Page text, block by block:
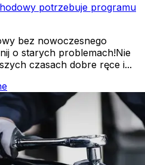
potrzebuje programu
bez nowoczesnego
o starych problemach!Nie
czasach dobre ręce i...